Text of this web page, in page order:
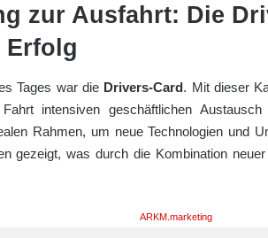
zur Ausfahrt: Die
Erfolg
Tages war die Drivers-Card. Mit dieser
intensiven geschäftlichen
Rahmen, um neue Technologien und
gezeigt, was durch die Kombination
ARKM.marketing